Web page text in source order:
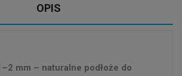
OPIS
mm – naturalne podłoże do